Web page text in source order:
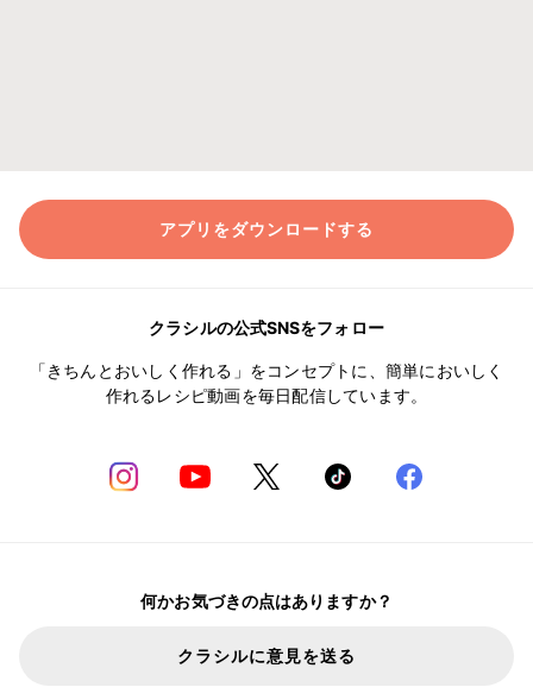
アプリをダウンロードする
クラシルの公式SNSをフォロー
「きちんとおいしく作れる」をコンセプトに、簡単においしく
作れるレシピ動画を毎日配信しています。
何かお気づきの点はありますか？
クラシルに意見を送る